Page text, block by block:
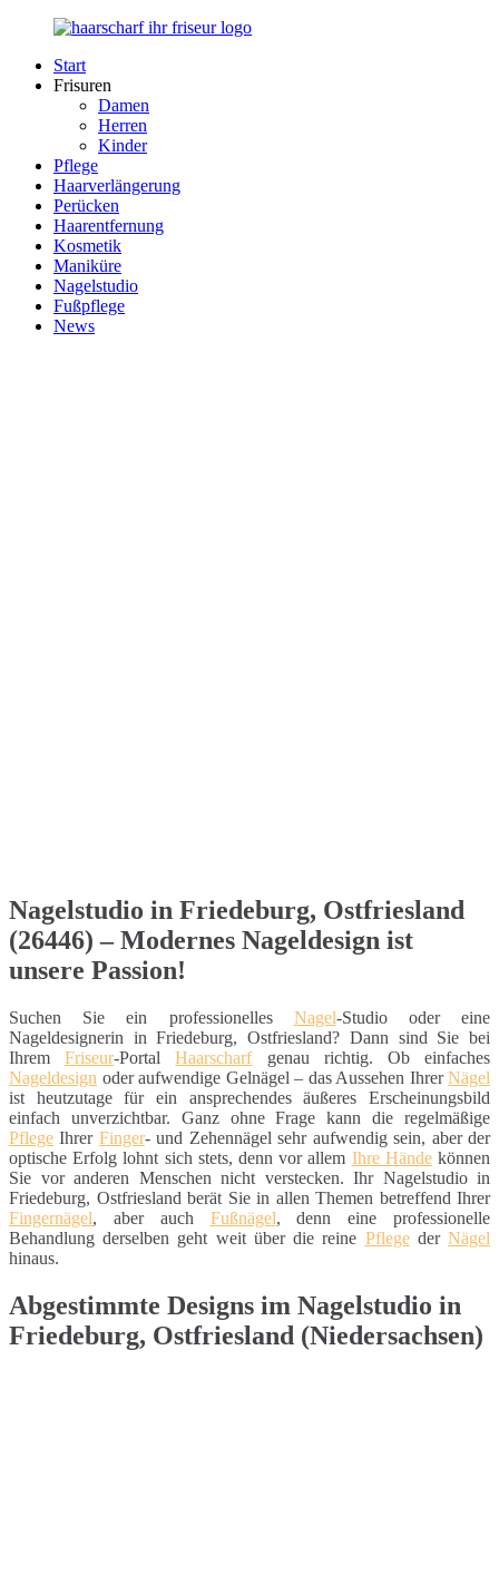
Zurück
Inhalt
Haarscharf
Händen
Start
Frisuren
Damen
Herren
Kinder
Pflege
Haarverlängerung
Perücken
Haarentfernung
Kosmetik
Maniküre
Nagelstudio
Fußpflege
News
Nagelstudio in Friedeburg, Ostfriesland
(26446) – Modernes Nageldesign ist
unsere Passion!
Suchen Sie ein professionelles Nagel-Studio oder eine
Nageldesignerin in Friedeburg, Ostfriesland? Dann sind Sie bei
IhremFriseur-PortalHaarscharfgenau richtig. Ob einfaches
Nageldesign oder aufwendige Gelnägel – das Aussehen IhrerNägel
ist heutzutage für ein ansprechendes äußeres Erscheinungsbild
einfach unverzichtbar. Ganz ohne Frage kann die regelmäßige
Pflege Ihrer Finger- und Zehennägel sehr aufwendig sein, aber der
optische Erfolg lohnt sich stets, denn vor allem Ihre Händekönnen
Sie vor anderen Menschen nicht verstecken. Ihr Nagelstudio in
Friedeburg, Ostfriesland berät Sie in allen Themen betreffend Ihrer
Fingernägel, aber auch Fußnägel, denn eine professionelle
Behandlung derselben geht weit über die reine PflegederNägel
hinaus.
Abgestimmte Designs im Nagelstudio in
Friedeburg, Ostfriesland (Niedersachsen)